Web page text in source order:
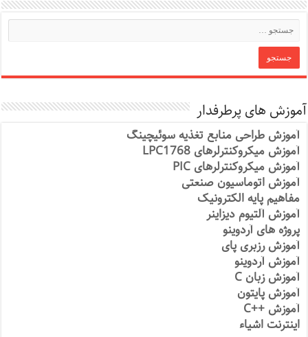
آموزش های پرطرفدار
آموزش طراحی منابع تغذیه سوئیچینگ
آموزش میکروکنترلرهای LPC1768
آموزش میکروکنترلرهای PIC
آموزش اتوماسیون صنعتی
مفاهیم پایه الکترونیک
آموزش آلتیوم دیزاینر
پروژه های آردوینو
آموزش رزبری پای
آموزش آردوینو
آموزش زبان C
آموزش پایتون
آموزش ++C
اینترنت اشیاء